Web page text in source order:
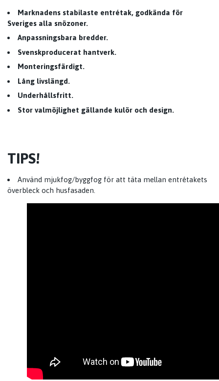
Marknadens stabilaste entrétak, godkända för
Sveriges alla snözoner.
Anpassningsbara bredder.
Svenskproducerat hantverk.
Monteringsfärdigt.
Lång livslängd.
Underhållsfritt.
Stor valmöjlighet gällande kulör och design.
TIPS!
Använd mjukfog/byggfog för att täta mellan entrétakets
överbleck och husfasaden.